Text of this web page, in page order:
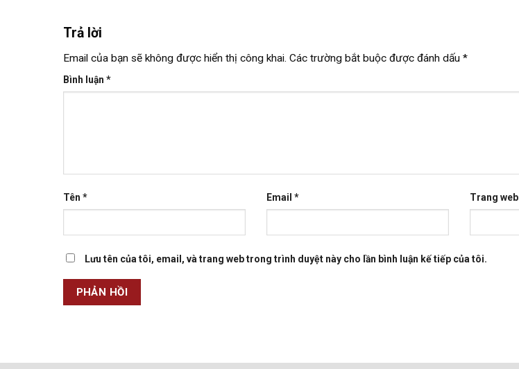
Trả lời
Email của bạn sẽ không được hiển thị công khai. Các trường bắt buộc được đánh dấu *
Bình luận *
Tên * Email * Trang web
Lưu tên của tôi, email, và trang web trong trình duyệt này cho lần bình luận kế tiếp của tôi.